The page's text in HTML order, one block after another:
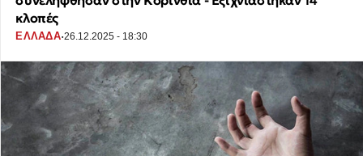
κλοπές
ΕΛΛΑΔΑ·26.12.2025 - 18:30